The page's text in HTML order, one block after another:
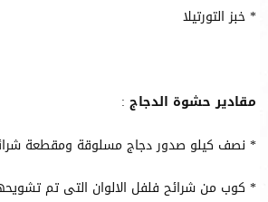
* خبز التورتيلا
مقادير حشوة الدجاج :
* نصف كيلو صدور دجاج مسلوقة ومقطعة
* كوب من شرائح فلفل الالوان التى تم